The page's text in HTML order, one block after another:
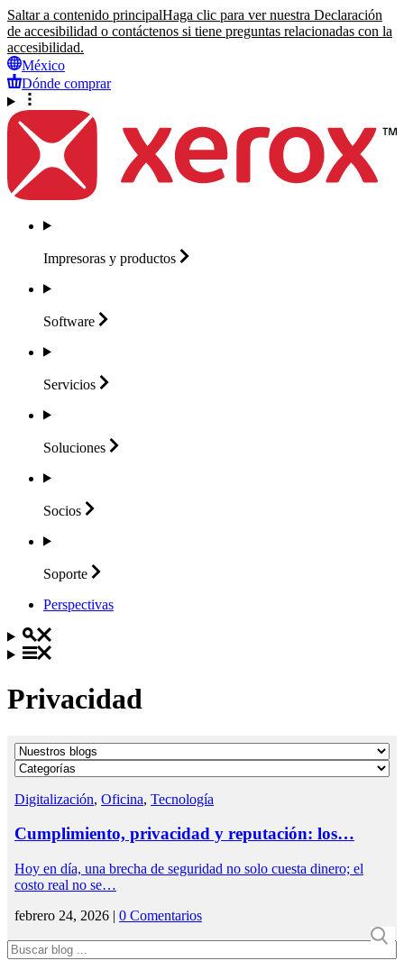
Saltar a contenido principalHaga clic para ver nuestra Declaración
de accesibilidad o contáctenos si tiene preguntas relacionadas con la
accesibilidad.
México
Dónde comprar
Impresoras y productos
Software
Servicios
Soluciones
Socios
Soporte
Perspectivas
Privacidad
Digitalización, Oficina, Tecnología
Cumplimiento, privacidad y reputación: los…
Hoy en día, una brecha de seguridad no solo cuesta dinero; el
costo real no se…
febrero 24, 2026 | 0 Comentarios